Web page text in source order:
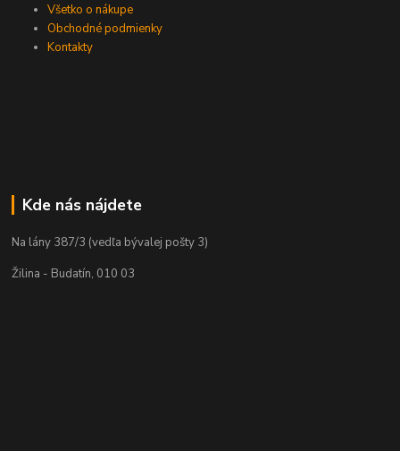
Všetko o nákupe
Obchodné podmienky
Kontakty
Kde nás nájdete
Na lány 387/3 (vedľa bývalej pošty 3)
Žilina - Budatín, 010 03